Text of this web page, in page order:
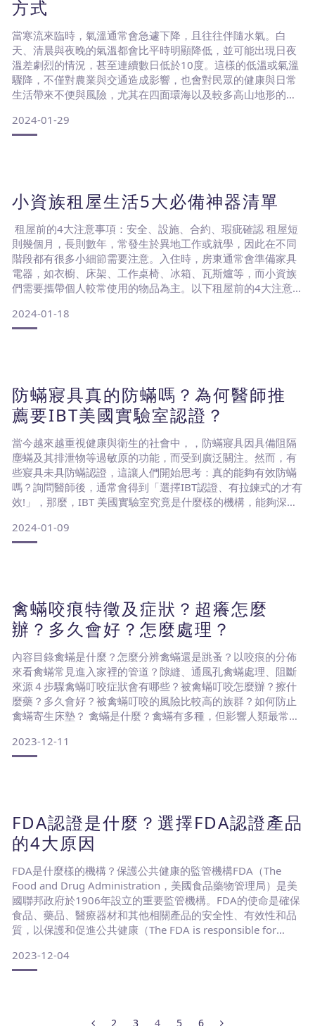
方式
當寒流來臨時，氣溫通常會急遽下降，且往往伴隨水氣。白
天、清晨與夜晚的氣溫都會比平時明顯降低，並可能出現日夜
溫差劇烈的情況，甚至連續數日低於10度。這樣的低溫或氣溫
驟降，不僅對農業與交通造成影響，也會對民眾的健康與日常
生活帶來不便與風險，尤其在四面環海以及較多高山地形的台
的影響首先需要瞭解的是在寒冷的冬季夜晚，手腳冰冷是影響
睡眠品質的一個大挑戰，這會讓我們在準備入睡時感覺很不舒
2024-01-29
小資族租屋生活5大必備神器清單
租屋前的4大注意事項：安全、設施、合約、瑕疵確認 租屋短
則幾個月，長則數年，常發生於異地工作或就學，因此在不同
階段都有很多小細節需要注意。入住時，房東通常會準備家具
電器，如衣櫥、床架、工作桌椅、冰箱、瓦斯爐等，而小資族
們需要攜帶個人較常使用的物品為主。以下租屋前的4大注意事
近的派出所位置、大樓是否有警衛，並檢查租屋處的門窗鎖等
安全設施。2. 設施與服務：確認提供的軟硬體及設施，如廚
2024-01-18
防蟎寢具真的防蟎嗎？為何醫師推
薦要IBT美國實驗室認證？
當今越來越重視健康與衛生的社會中，，防蟎寢具因具備阻隔
塵蟎及其排泄物等過敏原的功能，而受到廣泛關注。然而，有
些寢具未具防蟎認證，這讓人們開始思考：真的能夠有效防蟎
嗎？詢問醫師後，通常會得到「選擇IBT認證、有拉鍊式的才有
效!」，那麼，IBT 美國實驗室究竟是什麼樣的機構，能夠深受
測權威IBT 美國實驗室於1983年創立，是第一批提供專業過敏
和免疫學檢測的商業實驗室之一，奠定了臨床免疫學、過敏和
2024-01-09
禽蟎咬痕特徵及症狀？超癢怎麼
辦？多久會好？怎麼處理？
內容目錄禽蟎是什麼？怎麼分辨禽蟎還是跳蚤？以咬痕的分佈
來看禽蟎常見進入家裡的管道？隙縫、通風孔禽蟎處理、阻斷
來源４步驟禽蟎叮咬症狀會有哪些？被禽蟎叮咬怎麼辦？擦什
麼藥？多久會好？被禽蟎叮咬的風險比較高的族群？如何防止
禽蟎寄生床墊？ 禽蟎是什麼？禽蟎有多種，但影響人類最常見
（英文：Bird Mites/ Fowl Mites）是一種寄生在鳥類及家禽皮
膚表面以吸血為食的蟎蟲，比起塵蟎（約0.2-0.3mm，肉眼看
2023-12-11
FDA認證是什麼？選擇FDA認證產品
的4大原因
FDA是什麼樣的機構？保護公共健康的監管機構FDA（The
Food and Drug Administration，美國食品藥物管理局）是美
國聯邦政府於1906年設立的重要監管機構。FDA的使命是確保
食品、藥品、醫療器材和其他相關產品的安全性、有效性和品
質，以保護和促進公共健康（The FDA is responsible for
and security of hum
2023-12-04
2 3 4 5 6